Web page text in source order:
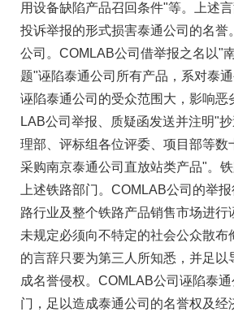
用设备缺陷产品召回条件"等。上述
投诉举报的形式损害泰通公司的名
公司。COMLAB公司借举报之名以"
题"诬陷泰通公司所有产品，系对泰
诬陷泰通公司的受众范围大，影响
LAB公司举报、质疑函发送并注明"
理部、评标组各位评委、项目部等
采购南京泰通公司直放站类产品"。
上述铁路部门。COMLAB公司的举
路行业及整个铁路产品销售市场进
未规定必须向不特定的社会公众散
的言辞只要为第三人所知悉，并足
成名誉侵权。COMLAB公司诬陷泰
门，足以造成泰通公司的名誉权及